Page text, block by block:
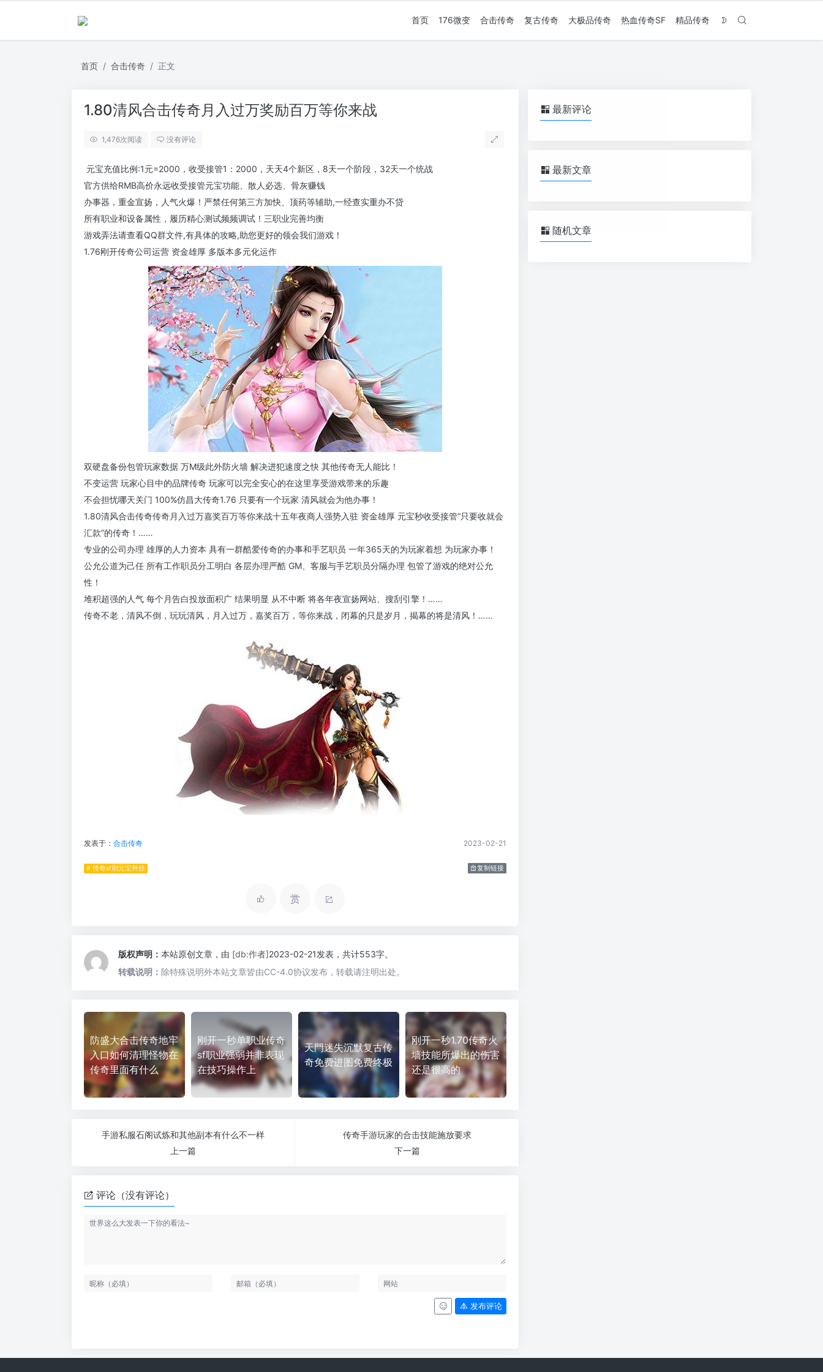
首页 176微变 合击传奇 复古传奇 大极品传奇 热血传奇SF 精品传奇
首页 合击传奇 正文
1.80清风合击传奇月入过万奖励百万等你来战
1,476次阅读 没有评论
元宝充值比例:1元=2000，收受接管1：2000，天天4个新区，8天一个阶段，32天一个统战
官方供给RMB高价永远收受接管元宝功能、散人必选、骨灰赚钱
办事器，重金宣扬，人气火爆！严禁任何第三方加快、顶药等辅助,一经查实重办不贷
所有职业和设备属性，履历精心测试频频调试！三职业完善均衡
游戏弄法请查看QQ群文件,有具体的攻略,助您更好的领会我们游戏！
1.76刚开传奇公司运营 资金雄厚 多版本多元化运作
双硬盘备份包管玩家数据 万M级此外防火墙 解决进犯速度之快 其他传奇无人能比！
不变运营 玩家心目中的品牌传奇 玩家可以完全安心的在这里享受游戏带来的乐趣
不会担忧哪天关门 100%仿昌大传奇1.76 只要有一个玩家 清风就会为他办事！
1.80清风合击传奇传奇月入过万嘉奖百万等你来战十五年夜商人强势入驻 资金雄厚 元宝秒收受接管“只要收就会
汇款”的传奇！……
专业的公司办理 雄厚的人力资本 具有一群酷爱传奇的办事和手艺职员 一年365天的为玩家着想 为玩家办事！
公允公道为己任 所有工作职员分工明白 各层办理严酷 GM、客服与手艺职员分隔办理 包管了游戏的绝对公允
性！
堆积超强的人气 每个月告白投放面积广 结果明显 从不中断 将各年夜宣扬网站、搜刮引擎！……
传奇不老，清风不倒，玩玩清风，月入过万，嘉奖百万，等你来战，闭幕的只是岁月，揭幕的将是清风！……
发表于： 合击传奇 2023-02-21
# 传奇sf刷元宝外挂 复制链接
赏
版权声明： 本站原创文章，由 [db:作者]2023-02-21发表，共计553字。
转载说明： 除特殊说明外本站文章皆由CC-4.0协议发布，转载请注明出处。
防盛大合击传奇地牢
入口如何清理怪物在
传奇里面有什么
刚开一秒单职业传奇
sf职业强弱并非表现
在技巧操作上
天門迷失沉默复古传
奇免费进图免费终极
刚开一秒1.70传奇火
墙技能所爆出的伤害
还是很高的
手游私服石阁试炼和其他副本有什么不一样
上一篇
传奇手游玩家的合击技能施放要求
下一篇
评论（没有评论）
发布评论
最新评论
最新文章
随机文章